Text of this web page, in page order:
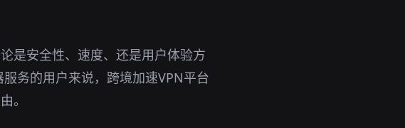
是安全性、速度、还是用户体验方
务的用户来说，跨境加速VPN平台
。